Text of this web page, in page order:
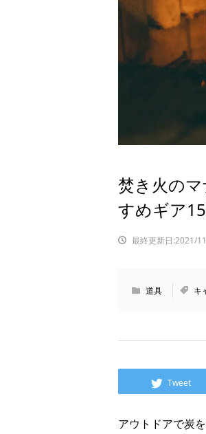
焚き火の
すめギア
最終更新日:2021/
道具 キ
Tweet
アウトドアで炭